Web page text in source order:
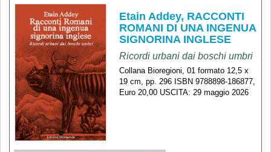
Etain Addey, RACCONTI
ROMANI DI UNA INGENUA
SIGNORINA INGLESE
Ricordi urbani dai boschi umbri
Collana Bioregioni, 01 formato 12,5 x
19 cm, pp. 296 ISBN 9788898-186877,
Euro 20,00 USCITA: 29 maggio 2026